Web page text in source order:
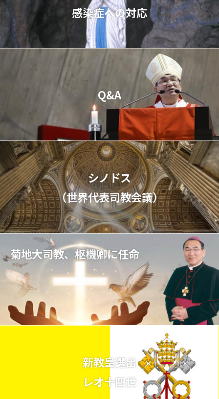
感染症への対応
Q&A
シノドス
（世界代表司教会議）
菊地大司教、枢機卿に任命
新教皇選出
レオ十四世